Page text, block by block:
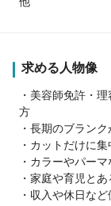
求める人物像
・美容師免許・
方
・長期のブラン
・カットだけに
・カラーやパー
・家庭や育児と
・収入や休日な